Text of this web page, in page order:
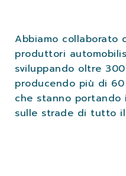
Abbiamo collaborato
produttori
sviluppando oltre
producendo più di
che stanno portando
sulle strade di tutto il